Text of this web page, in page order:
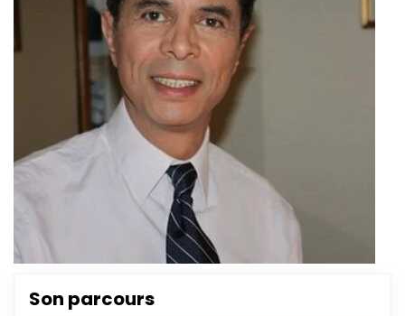
Son parcours